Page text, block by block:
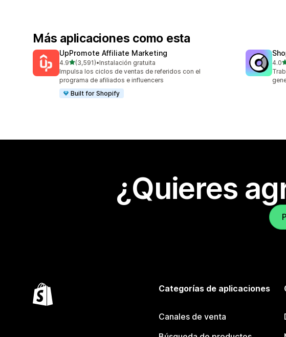
Más aplicaciones como esta
UpPromote Affiliate Marketing
4.9de 5 estrellas
(3,591)
3591 reseñas en total
•Instalación gratuita
Impulsa los ciclos de ventas de referidos con el
programa de afiliados e influencers
Built for Shopify
4.0
384
¿Quieres
Categorías de aplicaciones
Canales de venta